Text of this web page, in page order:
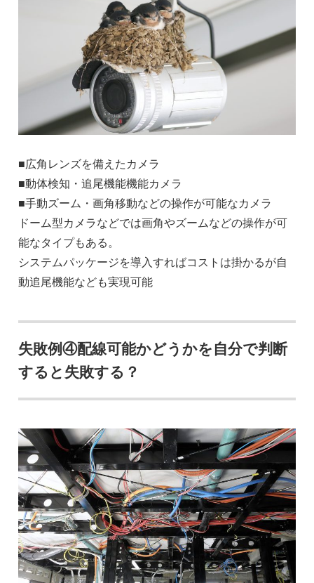
■広角レンズを備えたカメラ
■動体検知・追尾機能機能カメラ
■手動ズーム・画角移動などの操作が可能なカメラ
ドーム型カメラなどでは画角やズームなどの操作が可
能なタイプもある。
システムパッケージを導入すればコストは掛かるが自
動追尾機能なども実現可能
失敗例④配線可能かどうかを自分で判断
すると失敗する？